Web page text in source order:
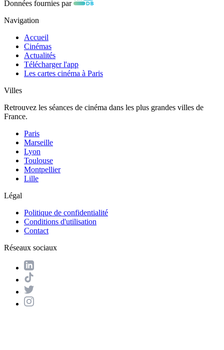
Données fournies par
Navigation
Accueil
Cinémas
Actualités
Télécharger l'app
Les cartes cinéma à Paris
Villes
Retrouvez les séances de cinéma dans les plus grandes villes de
France.
Paris
Marseille
Lyon
Toulouse
Montpellier
Lille
Légal
Politique de confidentialité
Conditions d'utilisation
Contact
Réseaux sociaux